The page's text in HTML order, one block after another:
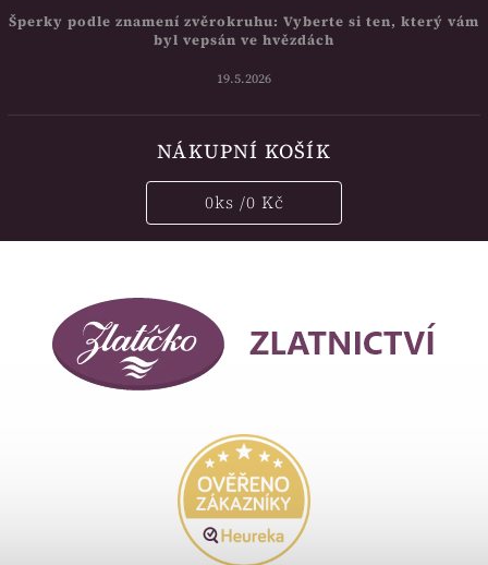
Šperky podle znamení zvěrokruhu: Vyberte si ten, který vám
byl vepsán ve hvězdách
19.5.2026
NÁKUPNÍ KOŠÍK
0ks /0 Kč